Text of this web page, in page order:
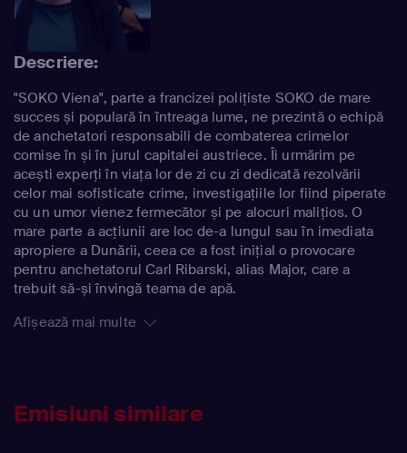
Descriere:
"SOKO Viena", parte a francizei polițiste SOKO de mare
succes și populară în întreaga lume, ne prezintă o echipă
de anchetatori responsabili de combaterea crimelor
comise în și în jurul capitalei austriece. Îi urmărim pe
acești experți în viața lor de zi cu zi dedicată rezolvării
celor mai sofisticate crime, investigațiile lor fiind piperate
cu un umor vienez fermecător și pe alocuri malițios. O
mare parte a acțiunii are loc de-a lungul sau în imediata
apropiere a Dunării, ceea ce a fost inițial o provocare
pentru anchetatorul Carl Ribarski, alias Major, care a
trebuit să-și învingă teama de apă.
Afișează mai multe
Emisiuni similare